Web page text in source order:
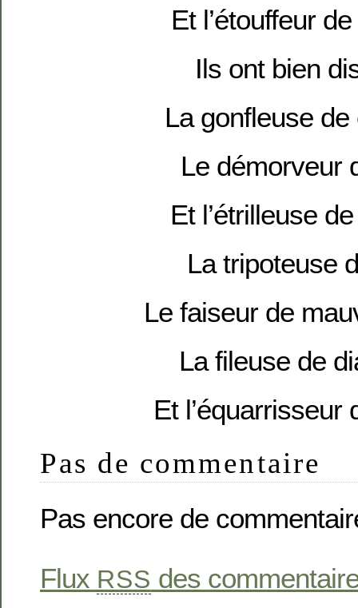
Et l’étouffeur
Ils ont bien
La gonfleuse de
Le démorveur
Et l’étrilleuse
La tripoteuse
Le faiseur de
La fileuse de
Et l’équarrisseur
Pas de commentaire
Pas encore de
Flux RSS des